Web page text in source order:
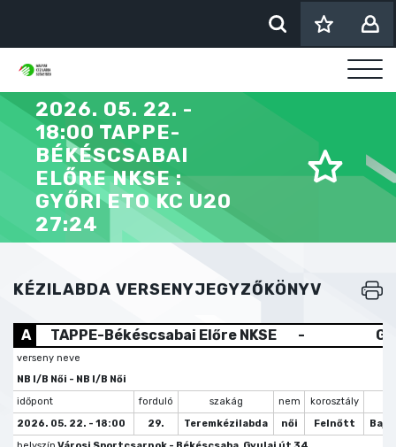
2026. 05. 22. -
18:00 TAPPE-
BÉKÉSCSABAI
ELŐRE NKSE :
GYŐRI ETO KC U20
27:24
KÉZILABDA VERSENYJEGYZŐKÖNYV
A TAPPE-Békéscsabai Előre NKSE -
verseny neve
NB I/B Női - NB I/B Női
időpont
forduló szakág nem korosztály
2026. 05. 22. - 18:00
29. Teremkézilabda női Felnőtt